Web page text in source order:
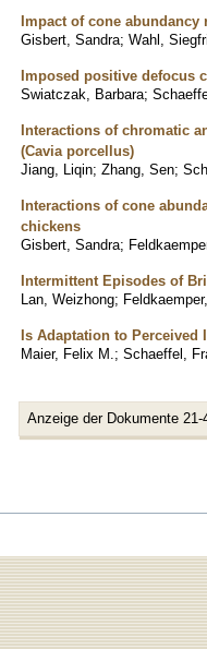
Impact of cone
Gisbert, Sandra; Wahl,
Imposed positive defocus
Swiatczak, Barbara;
Interactions of chromatic
(Cavia porcellus)
Jiang, Liqin; Zhang, Sen;
Interactions of cone
chickens
Gisbert, Sandra;
Intermittent Episodes of
Lan, Weizhong;
Is Adaptation to Perceived
Maier, Felix M. ; Schaeffel,
Anzeige der Dokumente 21-